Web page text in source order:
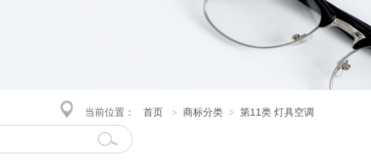
当前位置： 首页 > 商标分类 > 第11类 灯具空调